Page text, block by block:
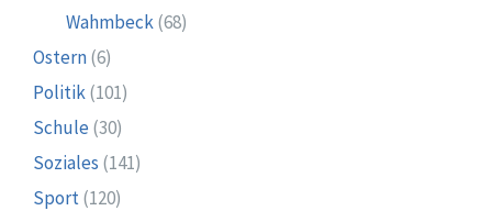
Wahmbeck(68)
Ostern(6)
Politik(101)
Schule (30)
Soziales (141)
Sport(120)